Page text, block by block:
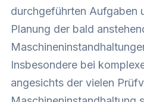
durchgeführten Aufgaben
Planung der bald
Insbesondere bei
angesichts der vielen